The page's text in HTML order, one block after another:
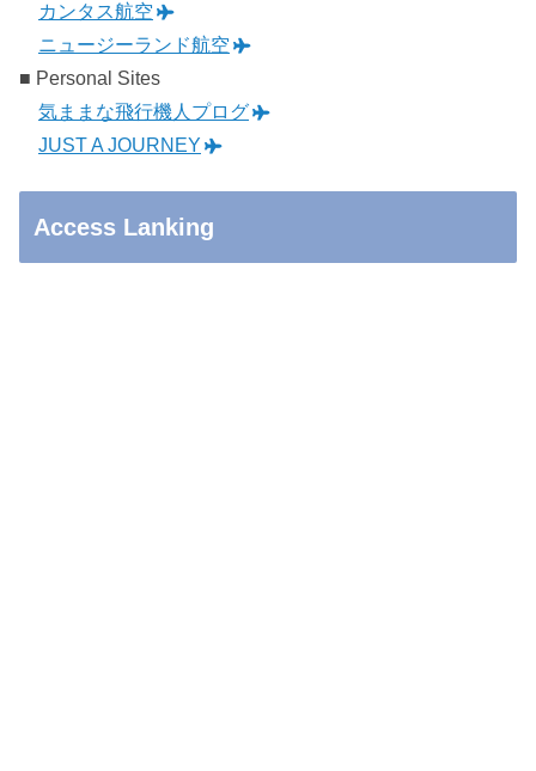
カンタス航空
ニュージーランド航空
■ Personal Sites
気ままな飛行機人プログ
JUST A JOURNEY
Access Lanking